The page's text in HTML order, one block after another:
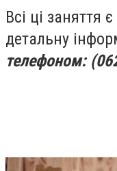
Всі ці заняття
детальну
телефоном: